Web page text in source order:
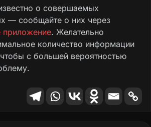
о совершаемых
— сообщайте о них через
приложение. Желательно
количество информации
с большей вероятностью